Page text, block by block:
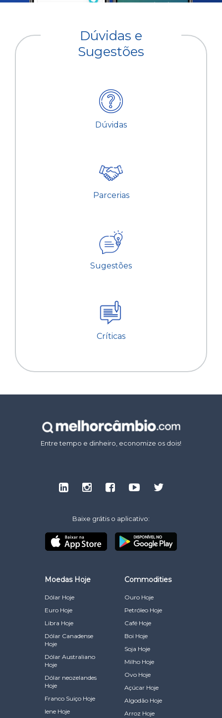
Dúvidas e
Sugestões
Dúvidas
Parcerias
Sugestões
Críticas
Entre tempo e dinheiro, economize os dois!
Baixe grátis o aplicativo:
Moedas Hoje
Dólar Hoje
Euro Hoje
Libra Hoje
Dólar Canadense
Hoje
Dólar Australiano
Hoje
Dólar neozelandes
Hoje
Franco Suiço Hoje
Iene Hoje
Commodities
Ouro Hoje
Petróleo Hoje
Café Hoje
Boi Hoje
Soja Hoje
Milho Hoje
Ovo Hoje
Açúcar Hoje
Algodão Hoje
Arroz Hoje